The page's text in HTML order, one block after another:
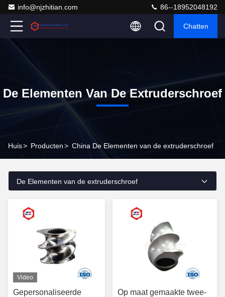
info@njzhitian.com 86--18952048192
Chatten
De Elementen Van De Extruderschroef
Huis> Producten> China De Elementen van de extruderschroef
De Elementen van de extruderschroef
Video
Gepersonaliseerde
Op maat gemaakte twee-